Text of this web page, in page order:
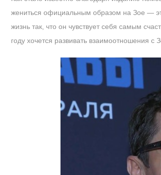
жениться официальным образом на Зое —
жизнь так, что он чувствует себя самым
году хочется развивать взаимоотношения